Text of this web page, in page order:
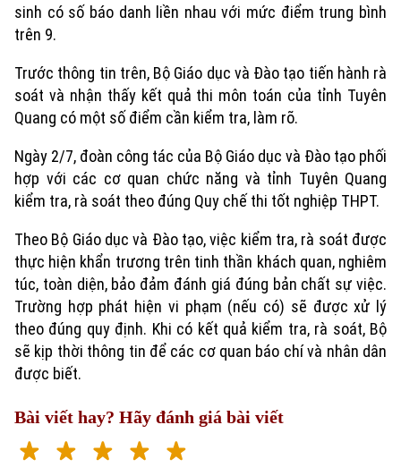
Chuyên mục
Thời sự
Hà Nội
Chính trị
Hà Nội
Nhịp sống Hà Nội
Thế giới
sinh có số báo danh liền nhau với mức điểm trung bình
trên 9.
Trước thông tin trên, Bộ Giáo dục và Đào tạo tiến hành rà
soát và nhận thấy kết quả thi môn toán của tỉnh Tuyên
Quang có một số điểm cần kiểm tra, làm rõ.
Ngày 2/7, đoàn công tác của Bộ Giáo dục và Đào tạo phối
hợp với các cơ quan chức năng và tỉnh Tuyên Quang
kiểm tra, rà soát theo đúng Quy chế thi tốt nghiệp THPT.
Theo Bộ Giáo dục và Đào tạo, việc kiểm tra, rà soát được
thực hiện khẩn trương trên tinh thần khách quan, nghiêm
túc, toàn diện, bảo đảm đánh giá đúng bản chất sự việc.
Trường hợp phát hiện vi phạm (nếu có) sẽ được xử lý
theo đúng quy định. Khi có kết quả kiểm tra, rà soát, Bộ
sẽ kịp thời thông tin để các cơ quan báo chí và nhân dân
được biết.
Bài viết hay? Hãy đánh giá bài viết